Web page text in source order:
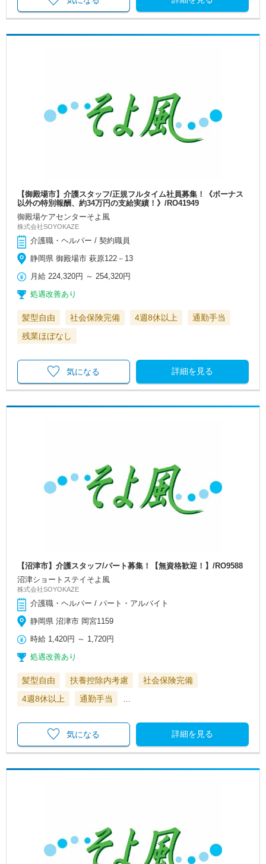
【御殿場市】介護スタッフ/正規フルタイム社員募集！《ボーナス
以外の特別報酬、約34万円の支給実績！》/RO41949
御殿場ケアセンターそよ風
株式会社SOYOKAZE
介護職・ヘルパー / 契約職員
静岡県 御殿場市 萩原122－13
月給 224,320円 ～254,320円
処遇改善あり
髪型自由 社会保険完備 4週8休以上
通勤手当
残業ほぼなし
詳細を見る
気になる
【沼津市】介護スタッフ/パート募集！【無資格歓迎！】/RO9588
沼津ショートステイそよ風
株式会社SOYOKAZE
介護職・ヘルパー / パート・アルバイト
静岡県 沼津市 岡宮1159
時給 1,420円 ～ 1,720円
処遇改善あり
髪型自由 扶養控除内考慮
社会保険完備
4週8休以上
通勤手当 …
詳細を見る
気になる